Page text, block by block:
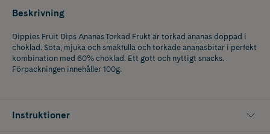
Beskrivning
Dippies Fruit Dips Ananas Torkad Frukt är torkad ananas doppad i
choklad. Söta, mjuka och smakfulla och torkade ananasbitar i perfekt
kombination med 60% choklad. Ett gott och nyttigt snacks.
Förpackningen innehåller 100g.
Instruktioner